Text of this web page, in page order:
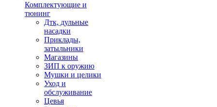
Комплектующие и
тюнинг
Дтк, дульные
насадки
Приклады,
затыльники
Магазины
ЗИП к оружию
Мушки и целики
Уход и
обслуживание
Цевья